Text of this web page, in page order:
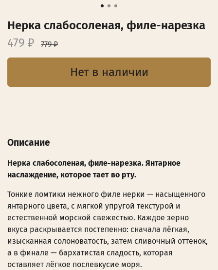
Нерка слабосоленая, филе-нарезка
479 ₽
779 ₽
Нет в наличии
Описание
Нерка слабосоленая, филе-нарезка. Янтарное
наслаждение, которое тает во рту.
Тонкие ломтики нежного филе нерки — насыщенного
янтарного цвета, с мягкой упругой текстурой и
естественной морской свежестью. Каждое зерно
вкуса раскрывается постепенно: сначала лёгкая,
изысканная солоноватость, затем сливочный оттенок,
а в финале — бархатистая сладость, которая
оставляет лёгкое послевкусие моря.